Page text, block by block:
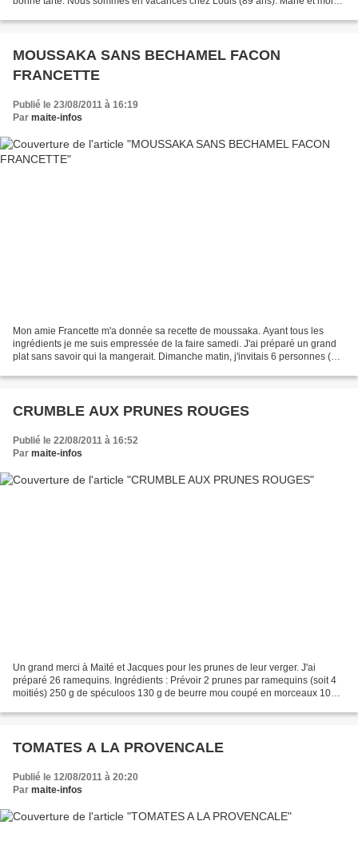
MOUSSAKA SANS BECHAMEL FACON
FRANCETTE
Publié le 23/08/2011 à 16:19
Par maite-infos
Mon amie Francette m'a donnée sa recette de moussaka. Ayant tous les
ingrédients je me suis empressée de la faire samedi. J'ai préparé un grand
plat sans savoir qui la mangerait. Dimanche matin, j'invitais 6 personnes (ma
CRUMBLE AUX PRUNES ROUGES
Publié le 22/08/2011 à 16:52
Par maite-infos
Un grand merci à Maïté et Jacques pour les prunes de leur verger. J'ai
préparé 26 ramequins. Ingrédients : Prévoir 2 prunes par ramequins (soit 4
moitiés) 250 g de spéculoos 130 g de beurre mou coupé en morceaux 100 g
TOMATES A LA PROVENCALE
Publié le 12/08/2011 à 20:20
Par maite-infos